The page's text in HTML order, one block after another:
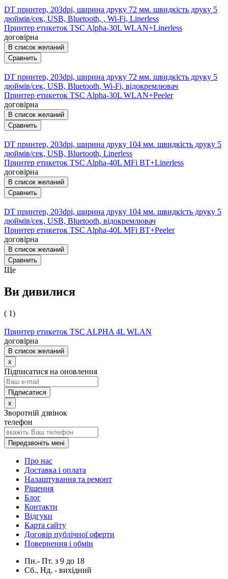
DT принтер, 203dpi, ширина друку 72 мм. швидкість друку 5
дюймів/сек, USB, Bluetooth, , Wi-Fi, Linerless
Принтер етикеток TSC Alpha-30L WLAN+Linerless
договірна
В список желаний
Сравнить
DT принтер, 203dpi, ширина друку 72 мм. швидкість друку 5
дюймів/сек, USB, Bluetooth, Wi-Fi, відокремлювач
Принтер етикеток TSC Alpha-30L WLAN+Peeler
договірна
В список желаний
Сравнить
DT принтер, 203dpi, ширина друку 104 мм. швидкість друку 5
дюймів/сек, USB, Bluetooth, Linerless
Принтер етикеток TSC Alpha-40L MFi BT+Linerless
договірна
В список желаний
Сравнить
DT принтер, 203dpi, ширина друку 104 мм. швидкість друку 5
дюймів/сек, USB, Bluetooth, відокремлювач
Принтер етикеток TSC Alpha-40L MFi BT+Peeler
договірна
В список желаний
Сравнить
Ще
Ви дивилися
( 1)
Принтер етикеток TSC ALPHA 4L WLAN
договірна
В список желаний
x
Підписатися на оновлення
x
Зворотній дзвінок
телефон
Передзвоніть мені
Про нас
Доставка і оплата
Налаштування та ремонт
Рішення
Блог
Контакти
Відгуки
Карта сайту
Договір публічної оферти
Повернення і обмін
Пн.- Пт. з 9 до 18
Сб., Нд. - вихідний